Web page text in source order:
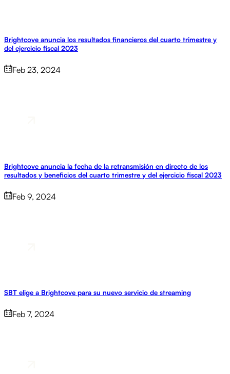
Brightcove anuncia los resultados financieros del cuarto trimestre y
del ejercicio fiscal 2023
Feb 23, 2024
Brightcove anuncia la fecha de la retransmisión en directo de los
resultados y beneficios del cuarto trimestre y del ejercicio fiscal 2023
Feb 9, 2024
SBT elige a Brightcove para su nuevo servicio de streaming
Feb 7, 2024